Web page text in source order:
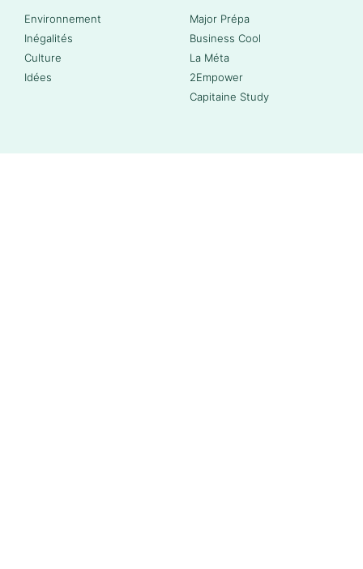
Environnement
Inégalités
Culture
Idées
Major Prépa
Business Cool
La Méta
2Empower
Capitaine Study